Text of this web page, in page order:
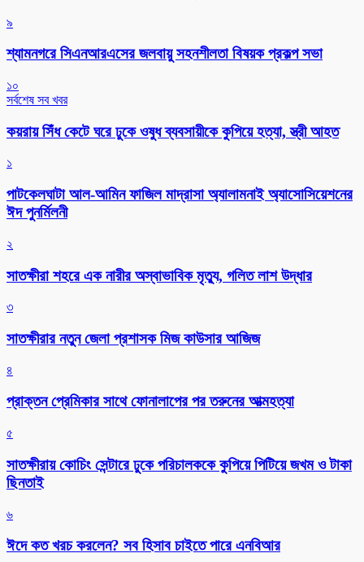
৯
শ্যামনগরে সিএনআরএসের জলবায়ু সহনশীলতা বিষয়ক প্রকল্প সভা
১০
সর্বশেষ সব খবর
কয়রায় সিঁধ কেটে ঘরে ঢুকে ওষুধ ব্যবসায়ীকে কুপিয়ে হত্যা, স্ত্রী আহত
১
পাটকেলঘাটা আল-আমিন ফাজিল মাদ্রাসা অ্যালামনাই অ্যাসোসিয়েশনের
ঈদ পুনর্মিলনী
২
সাতক্ষীরা শহরে এক নারীর অস্বাভাবিক মৃত্যু, গলিত লাশ উদ্ধার
৩
সাতক্ষীরার নতুন জেলা প্রশাসক মিজ কাউসার আজিজ
৪
প্রাক্তন প্রেমিকার সাথে ফোনালাপের পর তরুনের আত্মহত্যা
৫
সাতক্ষীরায় কোচিং সেন্টারে ঢুকে পরিচালককে কুপিয়ে পিটিয়ে জখম ও টাকা
ছিনতাই
৬
ঈদে কত খরচ করলেন? সব হিসাব চাইতে পারে এনবিআর